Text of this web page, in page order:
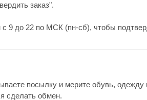
заказ".
9 до 22 по МСК (пн-сб), чтобы
посылку и мерите обувь, одежду
сделать обмен.